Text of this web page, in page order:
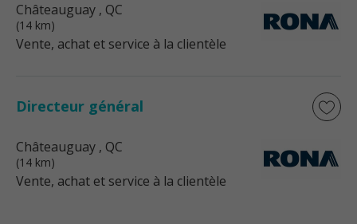
Châteauguay , QC
(14 km)
Vente, achat et service à la clientèle
Directeur général
Châteauguay , QC
(14 km)
Vente, achat et service à la clientèle